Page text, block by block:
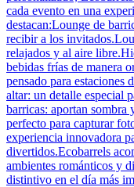
cada evento en una
destacan:Lounge de
recibir a los
relajados y al aire
bebidas frías de manera
pensado para estaciones
altar: un detalle especial
barricas: aportan sombra
perfecto para capturar
experiencia innovadora
divertidos.Ecobarrels
ambientes románticos y
distintivo en el día más